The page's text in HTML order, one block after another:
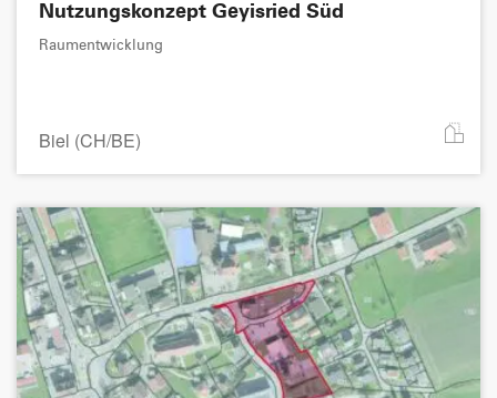
Nutzungskonzept Geyisried Süd
Raumentwicklung
Biel (CH/BE)